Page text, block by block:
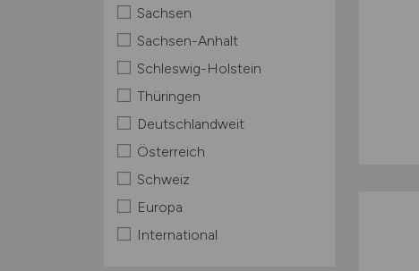
Sachsen
Sachsen-Anhalt
Schleswig-Holstein
Thüringen
Deutschlandweit
Österreich
Schweiz
Europa
International